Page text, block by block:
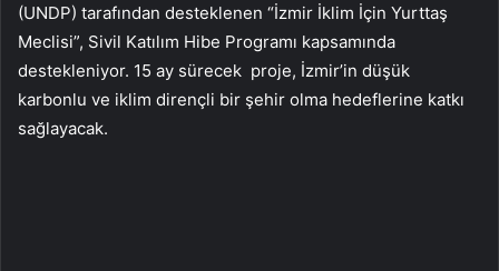
(UNDP) tarafından desteklenen “İzmir İklim İçin Yurttaş
Meclisi”, Sivil Katılım Hibe Programı kapsamında
destekleniyor. 15 ay sürecek proje, İzmir’in düşük
karbonlu ve iklim dirençli bir şehir olma hedeflerine katkı
sağlayacak.